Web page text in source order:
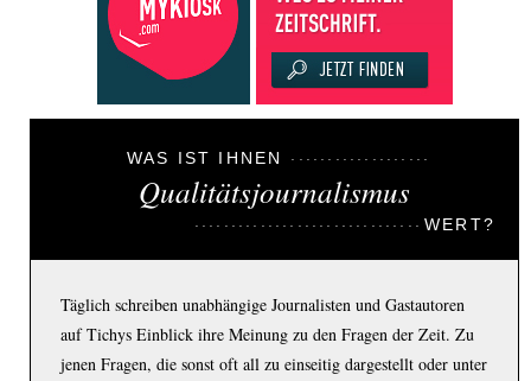
WAS IST IHNEN
Qualitätsjournalismus
WERT?
Täglich schreiben unabhängige Journalisten und Gastautoren
auf Tichys Einblick ihre Meinung zu den Fragen der Zeit. Zu
jenen Fragen, die sonst oft all zu einseitig dargestellt oder unter